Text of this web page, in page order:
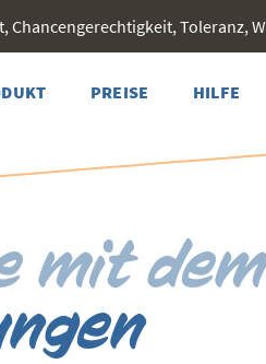
Chancengerechtigkeit, Toleranz,
PREISE HILFE
mit